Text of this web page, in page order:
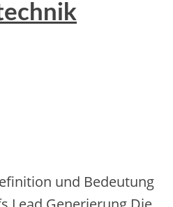
und Bedeutung